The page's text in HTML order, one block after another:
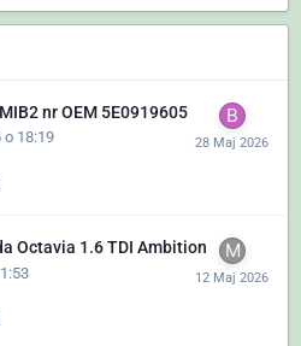
nr OEM 5E0919605
o 18:19
Octavia 1.6 TDI Ambition